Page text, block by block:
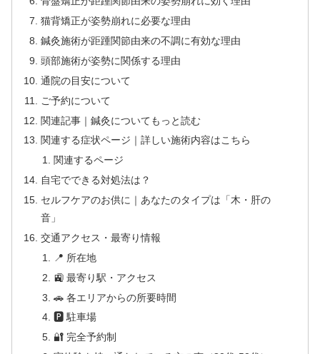
猫背矯正が姿勢崩れに必要な理由
鍼灸施術が距踵関節由来の不調に有効な理由
頭部施術が姿勢に関係する理由
通院の目安について
ご予約について
関連記事｜鍼灸についてもっと読む
関連する症状ページ｜詳しい施術内容はこちら
関連するページ
自宅でできる対処法は？
セルフケアのお供に｜あなたのタイプは「木・肝の
音」
交通アクセス・最寄り情報
📍 所在地
🚉 最寄り駅・アクセス
🚗 各エリアからの所要時間
🅿 駐車場
🔐 完全予約制